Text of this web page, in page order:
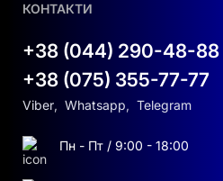
КОНТАКТИ
+38 (044) 290-48-88
+38 (075) 355-77-77
Viber, Whatsapp, Telegram
Пн - Пт / 9:00 - 18:00